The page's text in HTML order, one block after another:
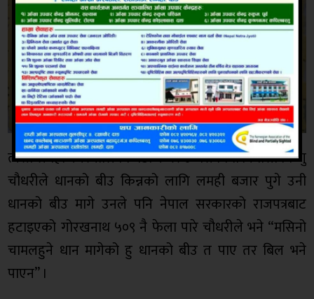
त्यस्तै लमही नगरपालिका वडा नम्बर ४ भैसकोर्मा निवासी बिष्णु
चौधरीले धानको बीउ किन्नको लागि लमही बजार पुगे उनी
धानको बीउ मागे उनले पनि नेपाल सरकारको राजपत्रबाट
हटाइएको गोरखनाथ ५०९ नै फेला पारे चौधरीले भने “मसिनो
चामलहुने धान मागेको हु धानको बीउ त पाए तर बिल भने
पाएन” ।